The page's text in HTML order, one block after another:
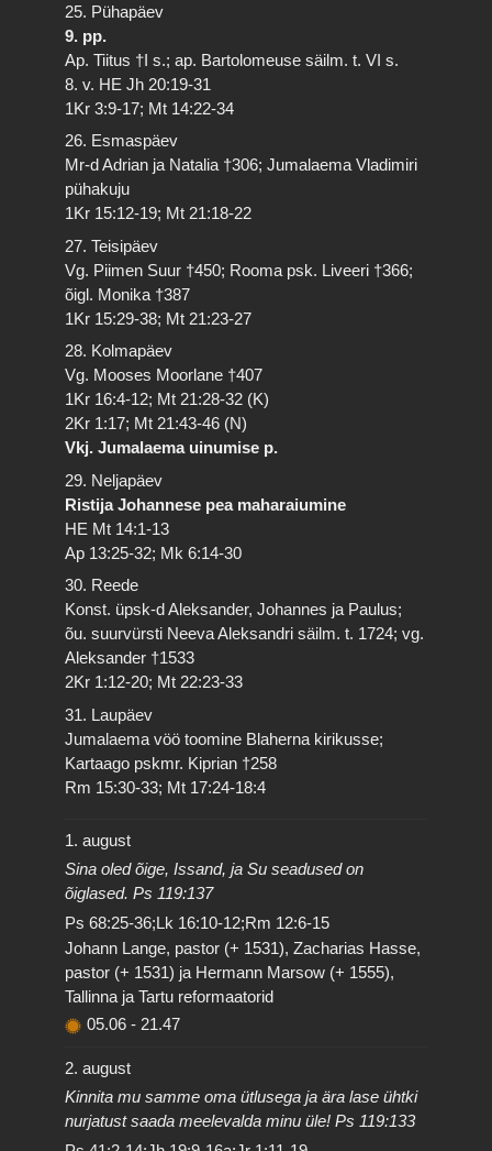
25. Pühapäev
9. pp.
Ap. Tiitus †I s.; ap. Bartolomeuse säilm. t. VI s.
8. v. HE Jh 20:19-31
1Kr 3:9-17; Mt 14:22-34
26. Esmaspäev
Mr-d Adrian ja Natalia †306; Jumalaema Vladimiri
pühakuju
1Kr 15:12-19; Mt 21:18-22
27. Teisipäev
Vg. Piimen Suur †450; Rooma psk. Liveeri †366;
õigl. Monika †387
1Kr 15:29-38; Mt 21:23-27
28. Kolmapäev
Vg. Mooses Moorlane †407
1Kr 16:4-12; Mt 21:28-32 (K)
2Kr 1:17; Mt 21:43-46 (N)
Vkj. Jumalaema uinumise p.
29. Neljapäev
Ristija Johannese pea maharaiumine
HE Mt 14:1-13
Ap 13:25-32; Mk 6:14-30
30. Reede
Konst. üpsk-d Aleksander, Johannes ja Paulus;
õu. suurvürsti Neeva Aleksandri säilm. t. 1724; vg.
Aleksander †1533
2Kr 1:12-20; Mt 22:23-33
31. Laupäev
Jumalaema vöö toomine Blaherna kirikusse;
Kartaago pskmr. Kiprian †258
Rm 15:30-33; Mt 17:24-18:4
1. august
Sina oled õige, Issand, ja Su seadused on
õiglased. Ps 119:137
Ps 68:25-36;Lk 16:10-12;Rm 12:6-15
Johann Lange, pastor (+ 1531), Zacharias Hasse,
pastor (+ 1531) ja Hermann Marsow (+ 1555),
Tallinna ja Tartu reformaatorid
05.06 - 21.47
2. august
Kinnita mu samme oma ütlusega ja ära lase ühtki
nurjatust saada meelevalda minu üle! Ps 119:133